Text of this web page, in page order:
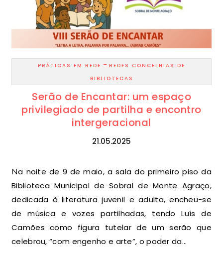
PRÁTICAS EM REDE - REDES CONCELHIAS DE
BIBLIOTECAS
Serão de Encantar: um espaço
privilegiado de partilha e encontro
intergeracional
21.05.2025
Na noite de 9 de maio, a sala do primeiro piso da
Biblioteca Municipal de Sobral de Monte Agraço,
dedicada à literatura juvenil e adulta, encheu-se
de música e vozes partilhadas, tendo Luís de
Camões como figura tutelar de um serão que
celebrou, “com engenho e arte”, o poder da…